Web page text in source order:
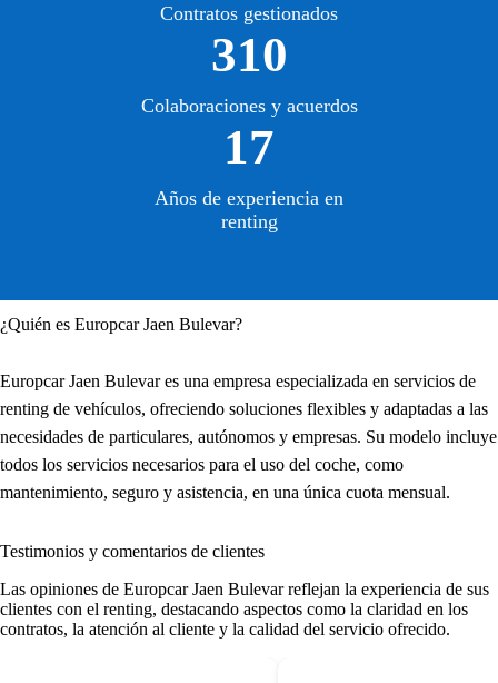
Contratos gestionados
310
Colaboraciones y acuerdos
17
Años de experiencia en
renting
¿Quién es Europcar Jaen Bulevar?
Europcar Jaen Bulevar es una empresa especializada en servicios de
renting de vehículos, ofreciendo soluciones flexibles y adaptadas a las
necesidades de particulares, autónomos y empresas. Su modelo incluye
todos los servicios necesarios para el uso del coche, como
mantenimiento, seguro y asistencia, en una única cuota mensual.
Testimonios y comentarios de clientes
Las opiniones de Europcar Jaen Bulevarreflejan la experiencia de sus
clientes con el renting, destacando aspectos como la claridad en los
contratos, la atención al cliente y la calidad del servicio ofrecido.